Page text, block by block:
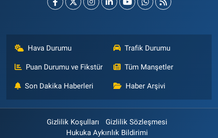
Hava Durumu Trafik Durumu
Puan Durumu ve Fikstür Tüm Manşetler
Son Dakika Haberleri Haber Arşivi
Gizlilik Koşulları
Gizlilik Sözleşmesi
Hukuka Aykırılık Bildirimi